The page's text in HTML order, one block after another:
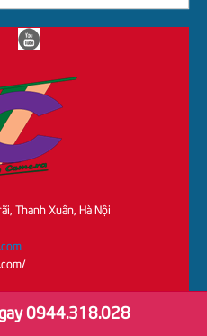
Thanh Xuân, Hà Nội
0944.318.028